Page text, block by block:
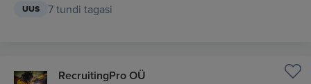
UUS 7 tundi tagasi
RecruitingPro OÜ